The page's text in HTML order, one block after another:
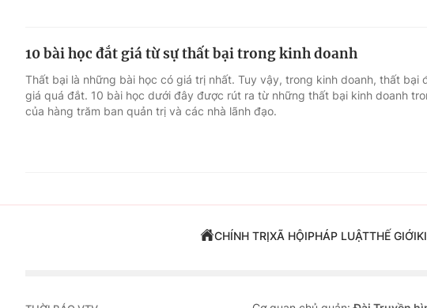
10 bài học đắt giá từ sự thất bại trong kinh doanh
Thất bại là những bài học có giá trị nhất. Tuy vậy, trong kinh doanh, thất bại
giá quá đắt. 10 bài học dưới đây được rút ra từ những thất bại kinh doanh
của hàng trăm ban quản trị và các nhà lãnh đạo.
CHÍNH TRỊXÃ HỘIPHÁP LUẬTTHẾ GIỚI